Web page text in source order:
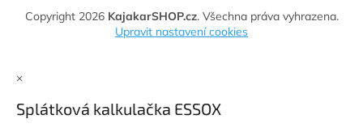
Copyright 2026 KajakarSHOP.cz. Všechna práva vyhrazena.
Upravit nastavení cookies
×
Splátková kalkulačka ESSOX